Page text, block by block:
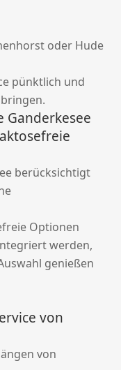
oder Hude
pünktlich und
Ganderkesee
berücksichtigt
Optionen
werden,
genießen
von
von